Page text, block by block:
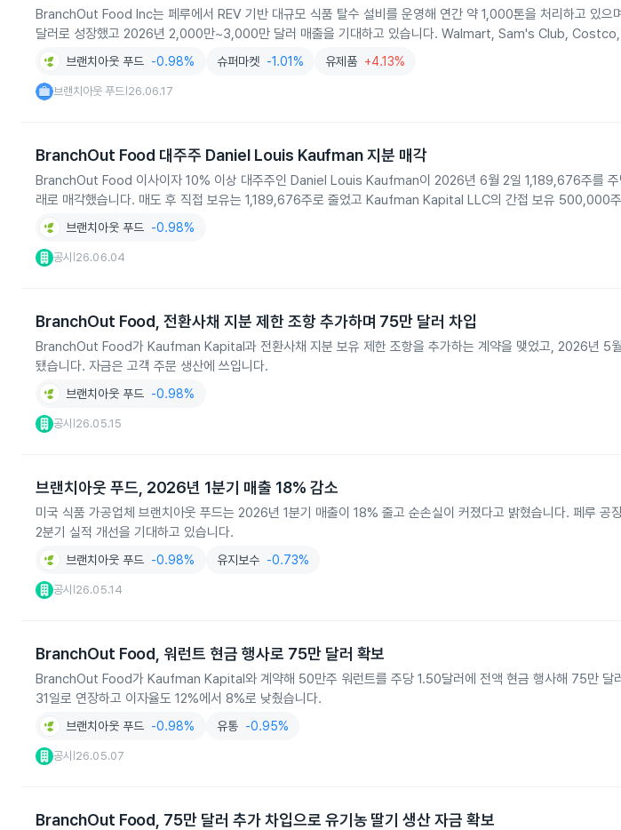
BranchOut Food Inc는 페루에서 REV 기반 대규모 식품 탈수 설비를 운영해 연간 약 1,000톤을 처리하고 있
달러로 성장했고 2026년 2,000만~3,000만 달러 매출을 기대하고 있습니다. Walmart, Sam's Club, Costco,
브랜치아웃 푸드 -0.98% 슈퍼마켓 -1.01% 유제품 +4.13%
브랜치아웃 푸드 26.06.17
BranchOut Food 대주주 Daniel Louis Kaufman 지분 매각
BranchOut Food 이사이자 10% 이상 대주주인 Daniel Louis Kaufman이 2026년 6월 2일 1,189,676주를 주
래로 매각했습니다. 매도 후 직접 보유는 1,189,676주로 줄었고 Kaufman Kapital LLC의 간접 보유 500,000
브랜치아웃 푸드 -0.98%
공시 26.06.04
BranchOut Food, 전환사채 지분 제한 조항 추가하며 75만 달러 차입
BranchOut Food가 Kaufman Kapital과 전환사채 지분 보유 제한 조항을 추가하는 계약을 맺었고, 2026년 5
됐습니다. 자금은 고객 주문 생산에 쓰입니다.
브랜치아웃 푸드 -0.98%
공시 26.05.15
브랜치아웃 푸드, 2026년 1분기 매출 18% 감소
미국 식품 가공업체 브랜치아웃 푸드는 2026년 1분기 매출이 18% 줄고 순손실이 커졌다고 밝혔습니다. 페루 공
2분기 실적 개선을 기대하고 있습니다.
브랜치아웃 푸드 -0.98% 유지보수 -0.73%
공시 26.05.14
BranchOut Food, 워런트 현금 행사로 75만 달러 확보
BranchOut Food가 Kaufman Kapital와 계약해 50만주 워런트를 주당 1.50달러에 전액 현금 행사해 75만 달
31일로 연장하고 이자율도 12%에서 8%로 낮췄습니다.
브랜치아웃 푸드 -0.98% 유통 -0.95%
공시 26.05.07
BranchOut Food, 75만 달러 추가 차입으로 유기농 딸기 생산 자금 확보